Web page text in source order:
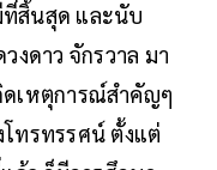
ที่สิ้นสุด และนับ
งดาว จักรวาล มา
ดเหตุการณ์สำคัญๆ
ทรทรรศน์ ตั้งแต่